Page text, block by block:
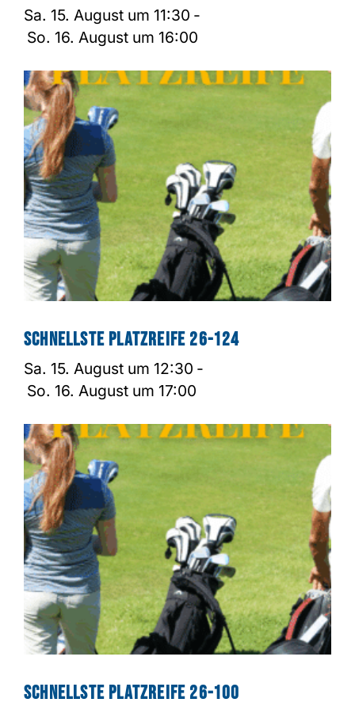
Sa. 15. August um 11:30 -
So. 16. August um 16:00
Schnellste Platzreife 26-124
Sa. 15. August um 12:30 -
So. 16. August um 17:00
Schnellste Platzreife 26-100